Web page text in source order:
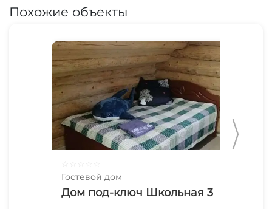
Похожие объекты
Гостевой дом
Дом под-ключ Школьная 3